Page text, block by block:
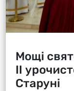
Мощі
ІІ
Старуні